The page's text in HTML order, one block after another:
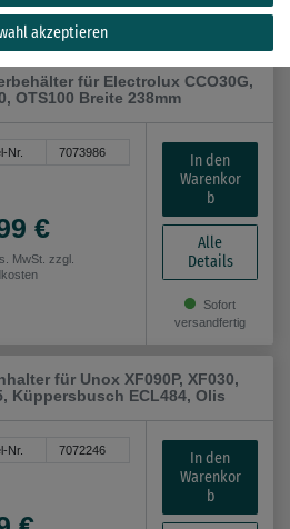
für Electrolux CCO30G,
OTS100 Breite 238mm
Nr. 7073986
€
MwSt. zzgl.
In den
Warenkor
b
Alle
Details
Sofort
versandfertig
für Unox XF090P, XF030,
Küppersbusch ECL484, Olis
Nr. 7072246
In den
Warenkor
b
akzeptieren